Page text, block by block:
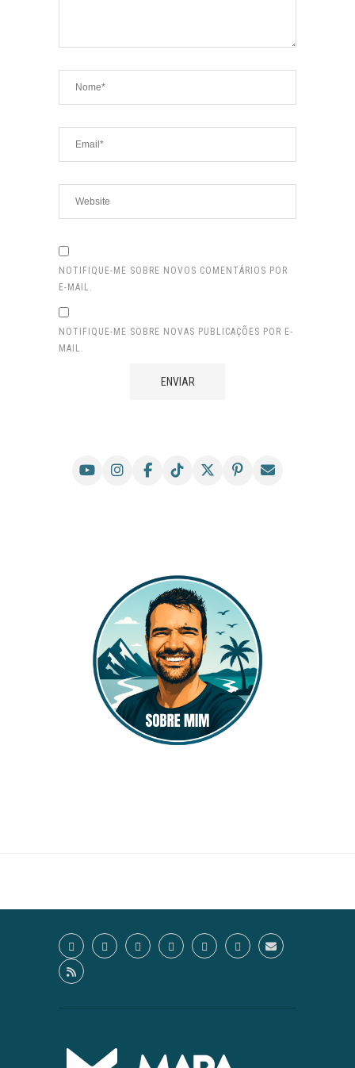
NOTIFIQUE-ME SOBRE NOVOS COMENTÁRIOS POR
E-MAIL.
NOTIFIQUE-ME SOBRE NOVAS PUBLICAÇÕES POR E-
MAIL.